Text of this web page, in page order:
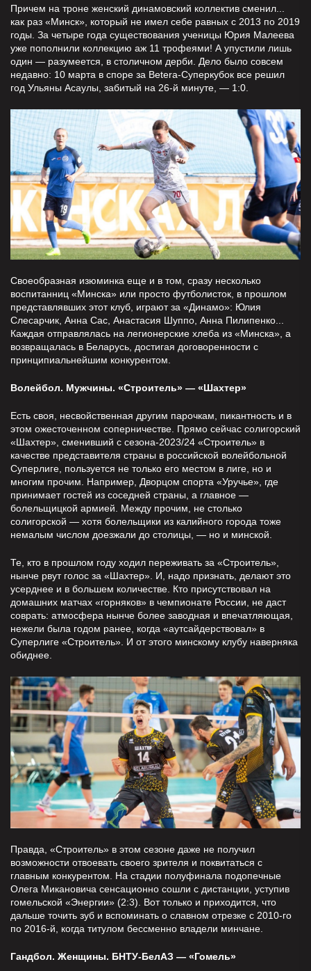
Причем на троне женский динамовский коллектив сменил...
как раз «Минск», который не имел себе равных с 2013 по 2019
годы. За четыре года существования ученицы Юрия Малеева
уже пополнили коллекцию аж 11 трофеями! А упустили лишь
один — разумеется, в столичном дерби. Дело было совсем
недавно: 10 марта в споре за Betera-Суперкубок все решил
год Ульяны Асаулы, забитый на 26-й минуте, — 1:0.
Своеобразная изюминка еще и в том, сразу несколько
воспитанниц «Минска» или просто футболисток, в прошлом
представлявших этот клуб, играют за «Динамо»: Юлия
Слесарчик, Анна Сас, Анастасия Шуппо, Анна Пилипенко...
Каждая отправлялась на легионерские хлеба из «Минска», а
возвращалась в Беларусь, достигая договоренности с
принципиальнейшим конкурентом.
Волейбол. Мужчины. «Строитель» — «Шахтер»
Есть своя, несвойственная другим парочкам, пикантность и в
этом ожесточенном соперничестве. Прямо сейчас солигорский
«Шахтер», сменивший с сезона-2023/24 «Строитель» в
качестве представителя страны в российской волейбольной
Суперлиге, пользуется не только его местом в лиге, но и
многим прочим. Например, Дворцом спорта «Уручье», где
принимает гостей из соседней страны, а главное —
болельщицкой армией. Между прочим, не столько
солигорской — хотя болельщики из калийного города тоже
немалым числом доезжали до столицы, — но и минской.
Те, кто в прошлом году ходил переживать за «Строитель»,
нынче рвут голос за «Шахтер». И, надо признать, делают это
усерднее и в большем количестве. Кто присутствовал на
домашних матчах «горняков» в чемпионате России, не даст
соврать: атмосфера нынче более заводная и впечатляющая,
нежели была годом ранее, когда «аутсайдерствовал» в
Суперлиге «Строитель». И от этого минскому клубу наверняка
обиднее.
Правда, «Строитель» в этом сезоне даже не получил
возможности отвоевать своего зрителя и поквитаться с
главным конкурентом. На стадии полуфинала подопечные
Олега Микановича сенсационно сошли с дистанции, уступив
гомельской «Энергии» (2:3). Вот только и приходится, что
дальше точить зуб и вспоминать о славном отрезке с 2010-го
по 2016-й, когда титулом бессменно владели минчане.
Гандбол. Женщины. БНТУ-БелАЗ — «Гомель»